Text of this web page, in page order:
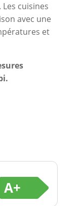
cuisines
avec une
et
A+